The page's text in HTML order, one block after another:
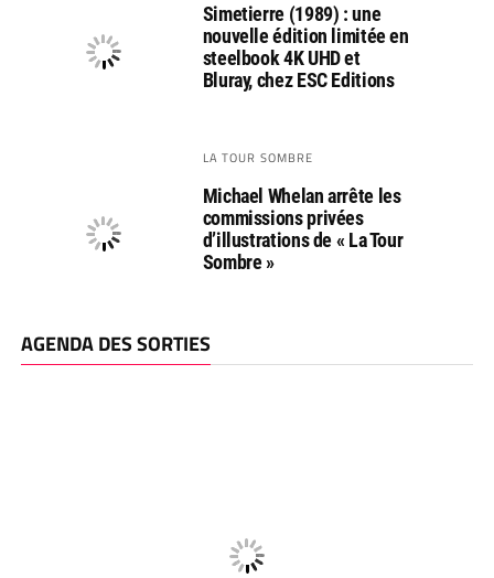
Simetierre (1989) : une
nouvelle édition limitée en
steelbook 4K UHD et
Bluray, chez ESC Editions
LA TOUR SOMBRE
Michael Whelan arrête les
commissions privées
d’illustrations de « La Tour
Sombre »
AGENDA DES SORTIES